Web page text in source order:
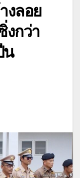
งลอย
งกว่า
น